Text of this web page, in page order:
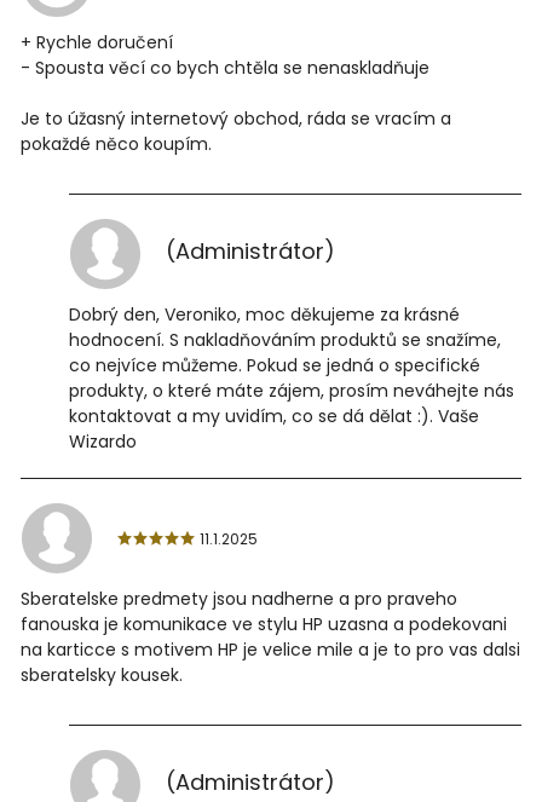
+ Rychle doručení
- Spousta věcí co bych chtěla se nenaskladňuje
Je to úžasný internetový obchod, ráda se vracím a
pokaždé něco koupím.
(Administrátor)
Dobrý den, Veroniko, moc děkujeme za krásné
hodnocení. S nakladňováním produktů se snažíme,
co nejvíce můžeme. Pokud se jedná o specifické
produkty, o které máte zájem, prosím neváhejte nás
kontaktovat a my uvidím, co se dá dělat :). Vaše
Wizardo
11.1.2025
Sberatelske predmety jsou nadherne a pro praveho
fanouska je komunikace ve stylu HP uzasna a podekovani
na karticce s motivem HP je velice mile a je to pro vas dalsi
sberatelsky kousek.
(Administrátor)